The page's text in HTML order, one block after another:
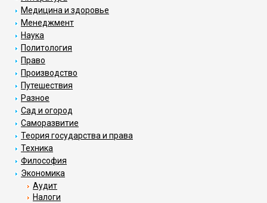
Медицина и здоровье
Менеджмент
Наука
Политология
Право
Производство
Путешествия
Разное
Сад и огород
Саморазвитие
Теория государства и права
Техника
Философия
Экономика
Аудит
Налоги